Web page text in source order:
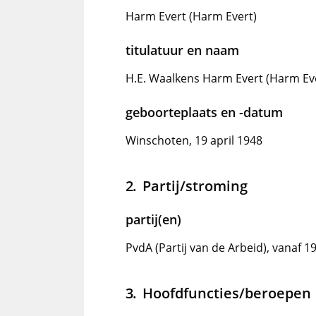
Harm Evert (Harm Evert)
titulatuur en naam
H.E. Waalkens Harm Evert (Harm
geboorteplaats en -datum
Winschoten, 19 april 1948
Partij/stroming
partij(en)
PvdA (Partij van de Arbeid), vanaf
Hoofdfuncties/beroepen